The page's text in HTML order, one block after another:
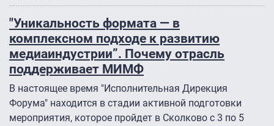
"Уникальность формата — в
комплексном подходе к развитию
медиаиндустрии”. Почему отрасль
поддерживает МИМФ
В настоящее время "Исполнительная Дирекция
Форума" находится в стадии активной подготовки
мероприятия, которое пройдет в Сколково с 3 по 5